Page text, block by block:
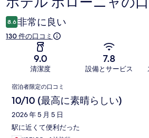
コ
ミ
8.6 非常に良い
130 件の口コミ
9.0
清潔度
7.8
設備とサービス
口
コ
ミ
宿泊者限定の口コミ
10/10 (最高に素晴らしい)
2026 年 5 月 5 日
駅に近くて便利だった